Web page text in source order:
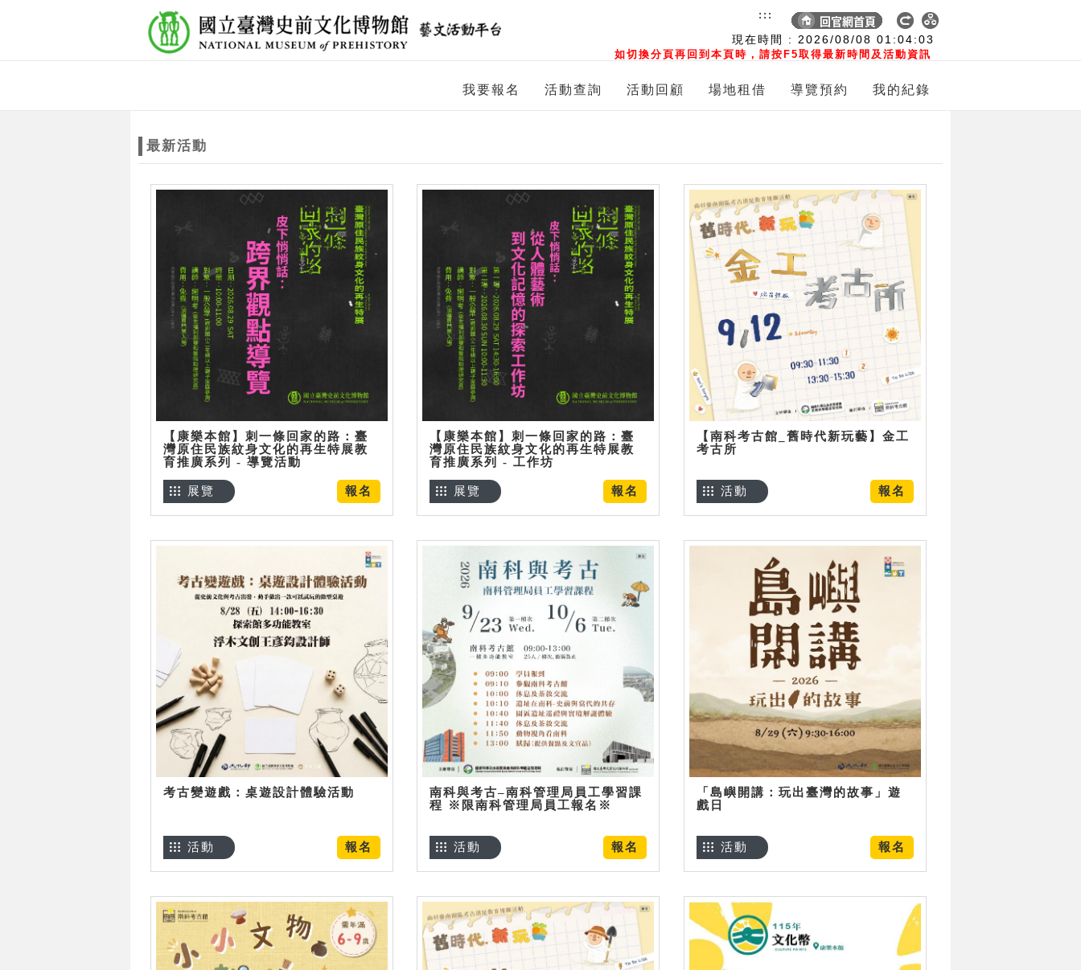
現在時間 : 2026/08/08 01:04:04
如切換分頁再回到本頁時，請按F5取得最新時間及活動資訊
:::
我要報名 活動查詢 活動回顧 場地租借 導覽預約 我的紀錄
最新活動
【康樂本館】刺一條回家的路：臺
灣原住民族紋身文化的再生特展教
育推廣系列 - 導覽活動
報名
展覽
【康樂本館】刺一條回家的路：臺
灣原住民族紋身文化的再生特展教
育推廣系列 - 工作坊
報名
展覽
【南科考古館_舊時代新玩藝】金工
考古所
報名
活動
考古變遊戲：桌遊設計體驗活動
報名
活動
南科與考古–南科管理局員工學習課
程 ※限南科管理局員工報名※
報名
活動
「島嶼開講：玩出臺灣的故事」遊
戲日
報名
活動